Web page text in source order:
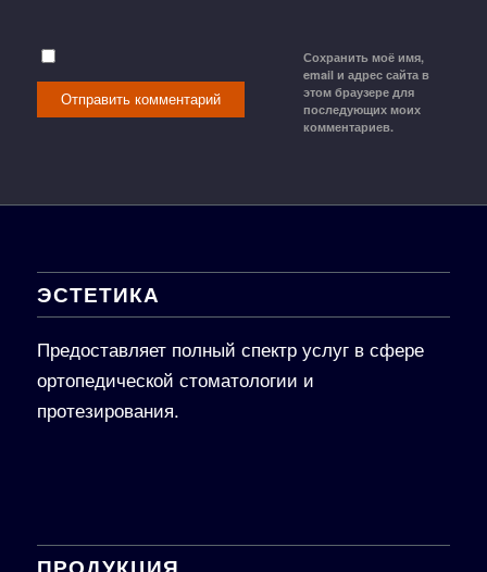
Сохранить моё имя,
email и адрес сайта в
этом браузере для
последующих моих
комментариев.
ЭСТЕТИКА
Предоставляет полный спектр услуг в сфере
ортопедической стоматологии и
протезирования.